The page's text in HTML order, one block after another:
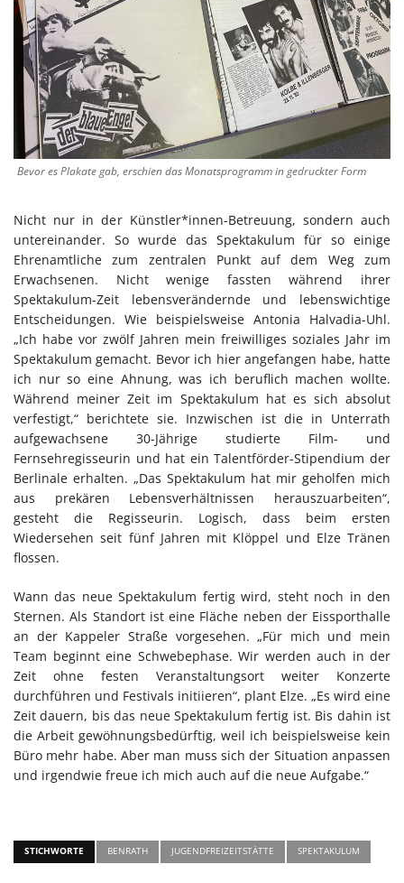
Bevor es Plakate gab, erschien das Monatsprogramm in gedruckter Form
Nicht nur in der Künstler*innen-Betreuung, sondern auch
untereinander. So wurde das Spektakulum für so einige
Ehrenamtliche zum zentralen Punkt auf dem Weg zum
Erwachsenen. Nicht wenige fassten während ihrer
Spektakulum-Zeit lebensverändernde und lebenswichtige
Entscheidungen. Wie beispielsweise Antonia Halvadia-Uhl.
„Ich habe vor zwölf Jahren mein freiwilliges soziales Jahr im
Spektakulum gemacht. Bevor ich hier angefangen habe, hatte
ich nur so eine Ahnung, was ich beruflich machen wollte.
Während meiner Zeit im Spektakulum hat es sich absolut
verfestigt,“ berichtete sie. Inzwischen ist die in Unterrath
aufgewachsene 30-Jährige studierte Film- und
Fernsehregisseurin und hat ein Talentförder-Stipendium der
Berlinale erhalten. „Das Spektakulum hat mir geholfen mich
aus prekären Lebensverhältnissen herauszuarbeiten“,
gesteht die Regisseurin. Logisch, dass beim ersten
Wiedersehen seit fünf Jahren mit Klöppel und Elze Tränen
flossen.
Wann das neue Spektakulum fertig wird, steht noch in den
Sternen. Als Standort ist eine Fläche neben der Eissporthalle
an der Kappeler Straße vorgesehen. „Für mich und mein
Team beginnt eine Schwebephase. Wir werden auch in der
Zeit ohne festen Veranstaltungsort weiter Konzerte
durchführen und Festivals initiieren“, plant Elze. „Es wird eine
Zeit dauern, bis das neue Spektakulum fertig ist. Bis dahin ist
die Arbeit gewöhnungsbedürftig, weil ich beispielsweise kein
Büro mehr habe. Aber man muss sich der Situation anpassen
und irgendwie freue ich mich auch auf die neue Aufgabe.“
STICHWORTE BENRATH JUGENDFREIZEITSTÄTTE SPEKTAKULUM